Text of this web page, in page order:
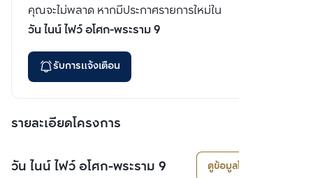
คุณจะไม่พลาด หากมีประกาศรายการใหม่ใน
วัน ไนน์ ไฟว์ อโศก-พระราม 9
รับการแจ้งเตือน
รายละเอียดโครงการ
วัน ไนน์ ไฟว์ อโศก-พระราม 9 ดูข้อมูลโครงการ